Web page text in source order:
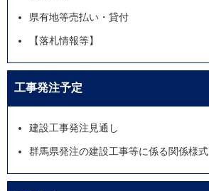
県有地等売払い・貸付
【落札情報等】
工事発注予定
建設工事発注見通し
群馬県発注の建設工事等に係る関係様式